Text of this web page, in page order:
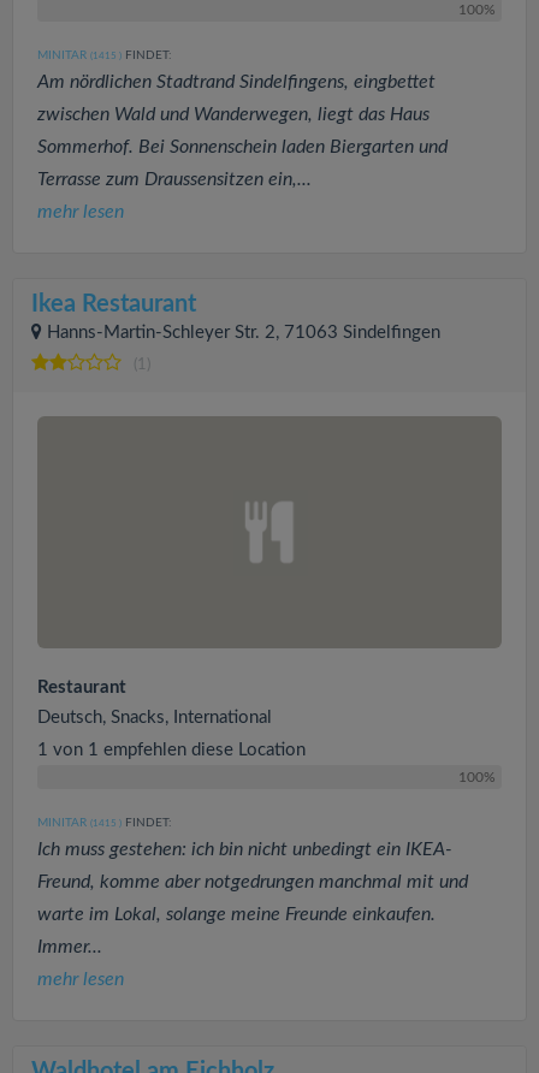
100%
MINITAR (1415 ) FINDET:
Am nördlichen Stadtrand Sindelfingens, eingbettet
zwischen Wald und Wanderwegen, liegt das Haus
Sommerhof. Bei Sonnenschein laden Biergarten und
Terrasse zum Draussensitzen ein,...
mehr lesen
Ikea Restaurant
Hanns-Martin-Schleyer Str. 2, 71063 Sindelfingen
(1)
Restaurant
Deutsch, Snacks, International
1 von 1 empfehlen diese Location
100%
MINITAR (1415 ) FINDET:
Ich muss gestehen: ich bin nicht unbedingt ein IKEA-
Freund, komme aber notgedrungen manchmal mit und
warte im Lokal, solange meine Freunde einkaufen.
Immer...
mehr lesen